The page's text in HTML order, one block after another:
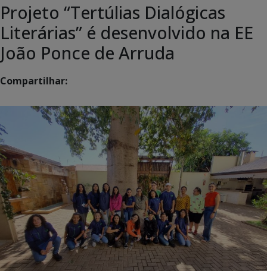
Projeto “Tertúlias Dialógicas
Literárias” é desenvolvido na EE
João Ponce de Arruda
Compartilhar: